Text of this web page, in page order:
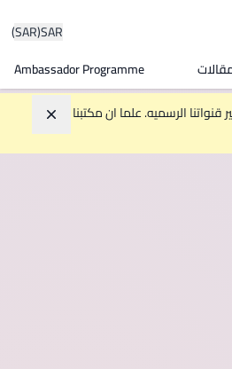
SAR
(SAR)
Ambassador Programme
الرسميه. علما ان مكتبنا
تجاهل